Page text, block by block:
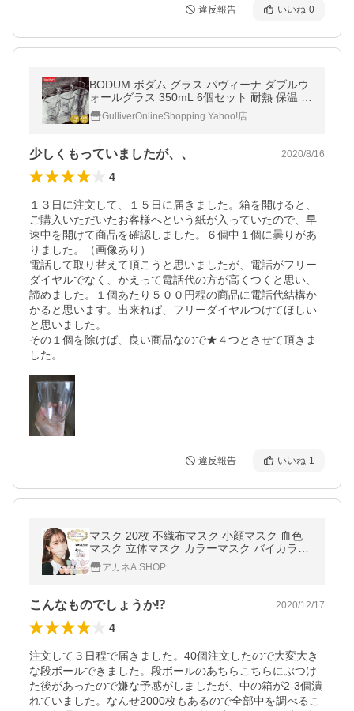
違反報告 いいね 0
BODUM ボダム グラス パヴィーナ ダブルウ
ォールグラス 350mL 6個セット 耐熱 保温 保
冷 4559-10-12US
GulliverOnlineShopping Yahoo!店
少しくもっていましたが、、 2020/8/16
4
１３日に注文して、１５日に届きました。箱を開けると、
ご購入いただいたお客様へという紙が入っていたので、早
速中を開けて商品を確認しました。６個中１個に曇りがあ
りました。（画像あり）
電話して取り替えて頂こうと思いましたが、電話がフリー
ダイヤルでなく、かえって電話代の方が高くつくと思い、
諦めました。１個あたり５００円程の商品に電話代結構か
かると思います。出来れば、フリーダイヤルつけてほしい
と思いました。
その１個を除けば、良い商品なので★４つとさせて頂きま
した。
違反報告 いいね 1
マスク 20枚 不織布マスク 小顔マスク 血色
マスク 立体マスク カラーマスク バイカラー
マスク 平ゴム 3D 4D W波型 おしゃれ 蒸れ
ない 花粉症対策 ポイント利用
アカネA SHOP
こんなものでしょうか⁉ 2020/12/17
4
注文して３日程で届きました。40個注文したので大変大き
な段ボールできました。段ボールのあちらこちらにぶつけ
た後があったので嫌な予感がしましたが、中の箱が2-3個潰
れていました。なんせ2000枚もあるので全部中を調べるこ